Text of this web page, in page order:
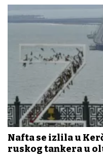
Nafta se izlila u
ruskog tankera u